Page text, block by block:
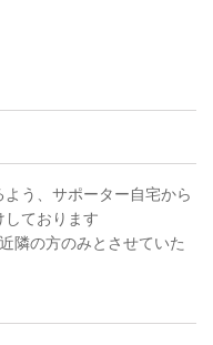
う、サポーター自宅から
ております
隣の方のみとさせていた